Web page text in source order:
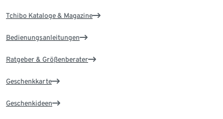
Tchibo Kataloge & Magazine
Bedienungsanleitungen
Ratgeber & Größenberater
Geschenkkarte
Geschenkideen